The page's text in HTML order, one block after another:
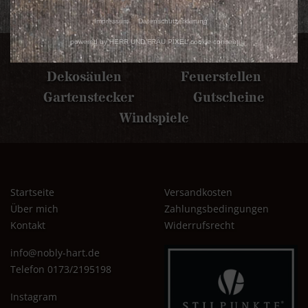
Saison
Deko
Dekosäulen
Feuerstellen
Gartenstecker
Gutscheine
Windspiele
Startseite
Über mich
Kontakt
Versandkosten
Zahlungsbedingungen
Widerrufsrecht
info@nobly-hart.de
Telefon 0173/2195198
Instagram
Impressum Datenschutzerklärung
powered by HERR UND FRAU PIXEL cookie consent